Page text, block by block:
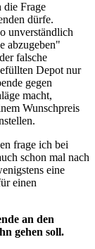
die Frage
dürfe.
unverständlich
abzugeben"
falsche
Depot nur
gegen
macht,
Wunschpreis
frage ich bei
schon mal nach
eine
einen
an den
gehen soll.